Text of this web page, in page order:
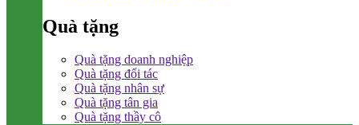
Quà tặng
Quà tặng doanh nghiệp
Quà tặng đối tác
Quà tặng nhân sự
Quà tặng tân gia
Quà tặng thầy cô